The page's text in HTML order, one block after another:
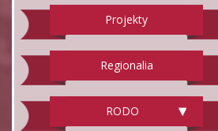
Projekty
Regionalia
RODO